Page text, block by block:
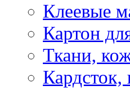
Клеевые
Картон
Ткани,
Кардсток,